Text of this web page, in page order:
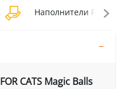
Наполнители FOR
FOR CATS Magic Balls